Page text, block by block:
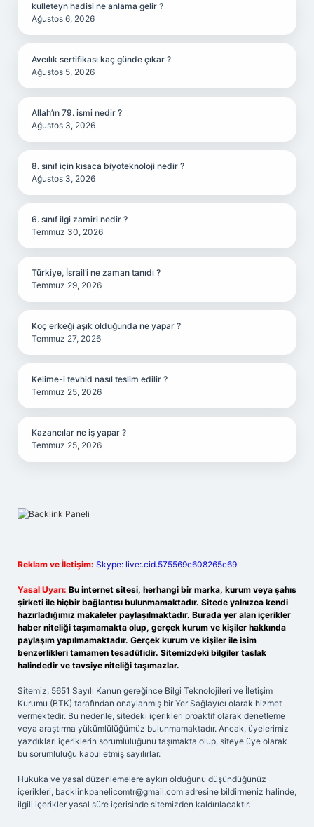
kulleteyn hadisi ne anlama gelir ?
Ağustos 6, 2026
Avcılık sertifikası kaç günde çıkar ?
Ağustos 5, 2026
Allah’ın 79. ismi nedir ?
Ağustos 3, 2026
8. sınıf için kısaca biyoteknoloji nedir ?
Ağustos 3, 2026
6. sınıf ilgi zamiri nedir ?
Temmuz 30, 2026
Türkiye, İsrail’i ne zaman tanıdı ?
Temmuz 29, 2026
Koç erkeği aşık olduğunda ne yapar ?
Temmuz 27, 2026
Kelime-i tevhid nasıl teslim edilir ?
Temmuz 25, 2026
Kazancılar ne iş yapar ?
Temmuz 25, 2026
Reklam ve İletişim: Skype: live:.cid.575569c608265c69
Yasal Uyarı: Bu internet sitesi, herhangi bir marka, kurum veya şahıs
şirketi ile hiçbir bağlantısı bulunmamaktadır. Sitede yalnızca kendi
hazırladığımız makaleler paylaşılmaktadır. Burada yer alan içerikler
haber niteliği taşımamakta olup, gerçek kurum ve kişiler hakkında
paylaşım yapılmamaktadır. Gerçek kurum ve kişiler ile isim
benzerlikleri tamamen tesadüfidir. Sitemizdeki bilgiler taslak
halindedir ve tavsiye niteliği taşımazlar.
Sitemiz, 5651 Sayılı Kanun gereğince Bilgi Teknolojileri ve İletişim
Kurumu (BTK) tarafından onaylanmış bir Yer Sağlayıcı olarak hizmet
vermektedir. Bu nedenle, sitedeki içerikleri proaktif olarak denetleme
veya araştırma yükümlülüğümüz bulunmamaktadır. Ancak, üyelerimiz
yazdıkları içeriklerin sorumluluğunu taşımakta olup, siteye üye olarak
bu sorumluluğu kabul etmiş sayılırlar.
Hukuka ve yasal düzenlemelere aykırı olduğunu düşündüğünüz
içerikleri, backlinkpanelicomtr@gmail.com adresine bildirmeniz halinde,
ilgili içerikler yasal süre içerisinde sitemizden kaldırılacaktır.